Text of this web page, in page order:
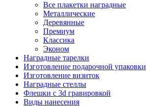
Все плакетки наградные
Металлические
Деревянные
Премиум
Классика
Эконом
Наградные тарелки
Изготовление подарочной упаковки
Изготовление визиток
Наградные стеллы
Флешки с 3d гравировкой
Виды нанесения